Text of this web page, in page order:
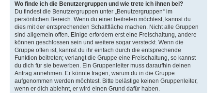
Wo finde ich die Benutzergruppen und wie trete ich ihnen bei?
Du findest die Benutzergruppen unter „Benutzergruppen“ im
persönlichen Bereich. Wenn du einer beitreten möchtest, kannst du
dies mit der entsprechenden Schaltfläche machen. Nicht alle Gruppen
sind allgemein offen. Einige erfordern erst eine Freischaltung, andere
können geschlossen sein und weitere sogar versteckt. Wenn die
Gruppe offen ist, kannst du ihr einfach durch die entsprechende
Funktion beitreten; verlangt die Gruppe eine Freischaltung, so kannst
du dich für sie bewerben. Ein Gruppenleiter muss daraufhin deinen
Antrag annehmen. Er könnte fragen, warum du in die Gruppe
aufgenommen werden möchtest. Bitte belästige keinen Gruppenleiter,
wenn er dich ablehnt, er wird einen Grund dafür haben.